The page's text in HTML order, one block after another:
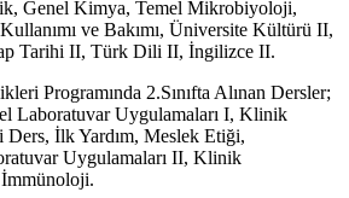
Genel Kimya, Temel Mikrobiyoloji,
ve Bakımı, Üniversite Kültürü II,
Tarihi II, Türk Dili II, İngilizce II.
Programında 2.Sınıfta Alınan Dersler;
Laboratuvar Uygulamaları I, Klinik
İlk Yardım, Meslek Etiği,
Uygulamaları II, Klinik